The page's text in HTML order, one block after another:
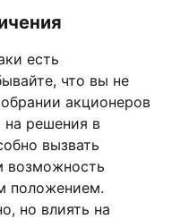
есть
что вы не
акционеров
на решения в
вызвать
возможность
положением.
но влиять на